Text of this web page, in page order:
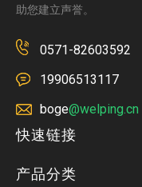
助您建立声誉。
0571-82603592
19906513117
boge@welping.cn
快速链接
产品分类